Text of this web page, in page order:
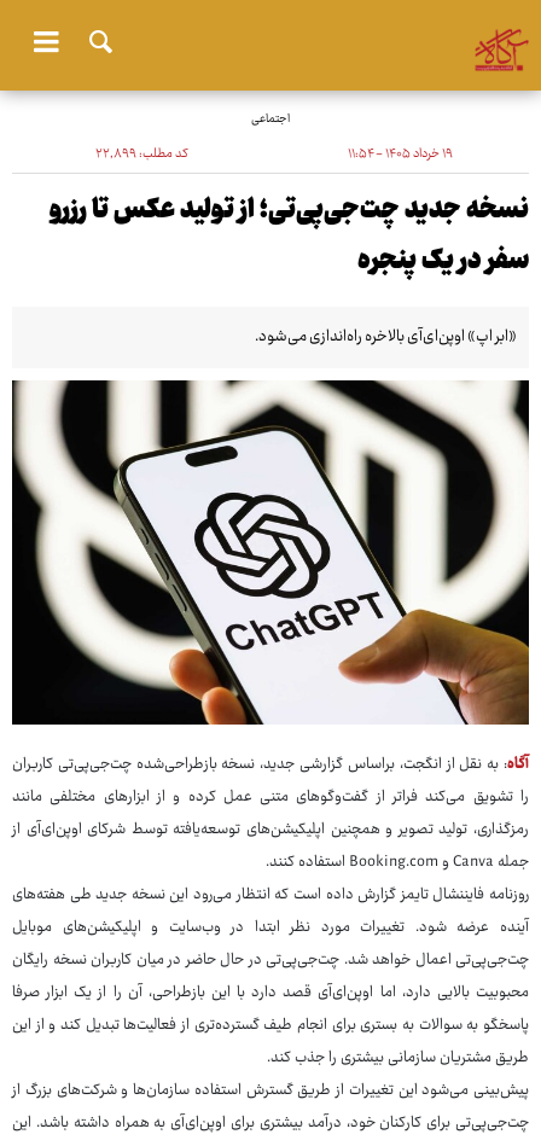
اجتماعی
۱۹ خرداد ۱۴۰۵ - ۱۱:۵۴ کد مطلب:۲۲٬۸۹۹
نسخه جدید چت‌جی‌پی‌تی؛ از تولید عکس تا رزرو
سفر در یک پنجره
«ابر اپ» اوپن‌ای‌آی بالاخره راه‌اندازی می‌شود.
آگاه: به نقل از انگجت، براساس گزارشی جدید، نسخه بازطراحی‌شده چت‌جی‌پی‌تی کاربران
را تشویق می‌کند فراتر از گفت‌وگوهای متنی عمل کرده و از ابزارهای مختلفی مانند
رمزگذاری، تولید تصویر و همچنین اپلیکیشن‌های توسعه‌یافته توسط شرکای اوپن‌ای‌آی از
جمله Canva و Booking.com استفاده کنند.
روزنامه فایننشال تایمز گزارش داده است که انتظار می‌رود این نسخه جدید طی هفته‌های
آینده عرضه شود. تغییرات مورد نظر ابتدا در وب‌سایت و اپلیکیشن‌های موبایل
چت‌جی‌پی‌تی اعمال خواهد شد. چت‌جی‌پی‌تی در حال حاضر در میان کاربران نسخه رایگان
محبوبیت بالایی دارد، اما اوپن‌ای‌آی قصد دارد با این بازطراحی، آن را از یک ابزار صرفا
پاسخگو به سوالات به بستری برای انجام طیف گسترده‌تری از فعالیت‌ها تبدیل کند و از این
طریق مشتریان سازمانی بیشتری را جذب کند.
پیش‌بینی می‌شود این تغییرات از طریق گسترش استفاده سازمان‌ها و شرکت‌های بزرگ از
چت‌جی‌پی‌تی برای کارکنان خود، درآمد بیشتری برای اوپن‌ای‌آی به همراه داشته باشد. این